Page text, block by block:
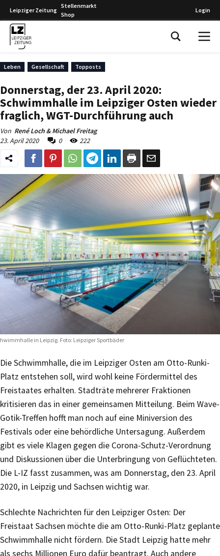
Leipziger Zeitung
Stellenmarkt
Shop
Login
Leben Gesellschaft Topposts
Donnerstag, der 23. April 2020:
Schwimmhalle im Leipziger Osten wieder
fraglich, WGT-Durchführung auch
Von René Loch & Michael Freitag
23. April 2020
0 222
in Leipzig. Foto: Leipziger Sportbäder
Die Schwimmhalle, die im Leipziger Osten am Otto-Runki-
Platz entstehen soll, wird wohl keine Fördermittel des
Freistaates erhalten. Stadträte mehrerer Fraktionen
kritisieren das in einer gemeinsamen Mitteilung. Beim Wave-
Gotik-Treffen hofft man noch auf eine Miniversion des
Festivals oder eine behördliche Untersagung. Außerdem
gibt es viele Klagen gegen die Corona-Schutz-Verordnung
und Diskussionen über die Unterbringung von Geflüchteten.
Die L-IZ fasst zusammen, was am Donnerstag, den 23. April
2020, in Leipzig und Sachsen wichtig war.
Schlechte Nachrichten für den Leipziger Osten: Der
Freistaat Sachsen möchte die am Otto-Runki-Platz geplante
Schwimmhalle nicht fördern. Die Stadt Leipzig hatte mehr
als sechs Millionen Euro dafür beantragt. Auch andere